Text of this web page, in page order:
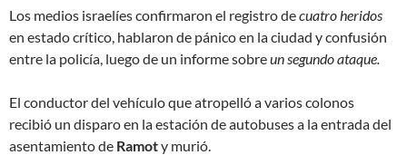
Los medios israelíes confirmaron el registro decuatro heridos
en estado crítico, hablaron de pánico en la ciudad y confusión
entre la policía, luego de un informe sobreun segundo ataque.
El conductor del vehículo que atropelló a varios colonos
recibió un disparo en la estación de autobuses a la entrada del
asentamiento de Ramoty murió.